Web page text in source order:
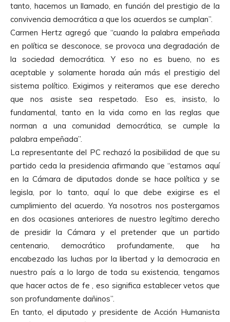
tanto, hacemos un llamado, en función del prestigio de la
convivencia democrática a que los acuerdos se cumplan”.
Carmen Hertz agregó que “cuando la palabra empeñada
en política se desconoce, se provoca una degradación de
la sociedad democrática. Y eso no es bueno, no es
aceptable y solamente horada aún más el prestigio del
sistema político. Exigimos y reiteramos que ese derecho
que nos asiste sea respetado. Eso es, insisto, lo
fundamental, tanto en la vida como en las reglas que
norman a una comunidad democrática, se cumple la
palabra empeñada”.
La representante del PC rechazó la posibilidad de que su
partido ceda la presidencia afirmando que “estamos aquí
en la Cámara de diputados donde se hace política y se
legisla, por lo tanto, aquí lo que debe exigirse es el
cumplimiento del acuerdo. Ya nosotros nos postergamos
en dos ocasiones anteriores de nuestro legítimo derecho
de presidir la Cámara y el pretender que un partido
centenario, democrático profundamente, que ha
encabezado las luchas por la libertad y la democracia en
nuestro país a lo largo de toda su existencia, tengamos
que hacer actos de fe , eso significa establecer vetos que
son profundamente dañinos”.
En tanto, el diputado y presidente de Acción Humanista